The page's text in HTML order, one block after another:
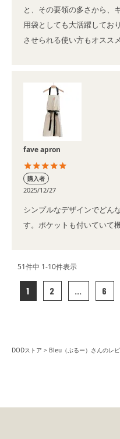
と、その要領の多さから、
用袋としても大活躍してお
させられる使い方もオスス
fave apron
購入者
2025/12/27
シンプルなデザインでどん
す。ポケットも付いていて
51件中 1-10件表示
1 2 … 6
DODストア Bleu（ぶるー）さんのレ